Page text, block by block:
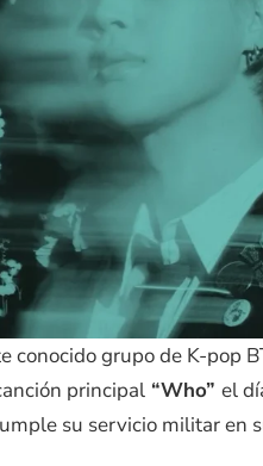
conocido grupo de K-pop
principal“Who” el
su servicio militar en